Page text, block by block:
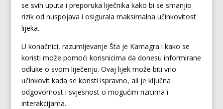
se svih uputa i preporuka liječnika kako bi se smanjio
rizik od nuspojava i osigurala maksimalna učinkovitost
lijeka.
U konačnici, razumijevanje Šta je Kamagra i kako se
koristi može pomoći korisnicima da donesu informirane
odluke o svom liječenju. Ovaj lijek može biti vrlo
učinkovit kada se koristi ispravno, ali je ključna
odgovornost i svjesnost o mogućim rizicima i
interakcijama.